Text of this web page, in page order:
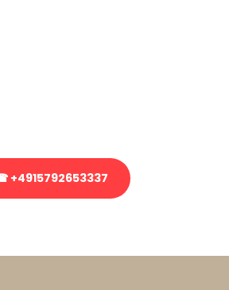
+4915792653337